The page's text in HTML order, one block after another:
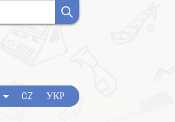
CZ УКР